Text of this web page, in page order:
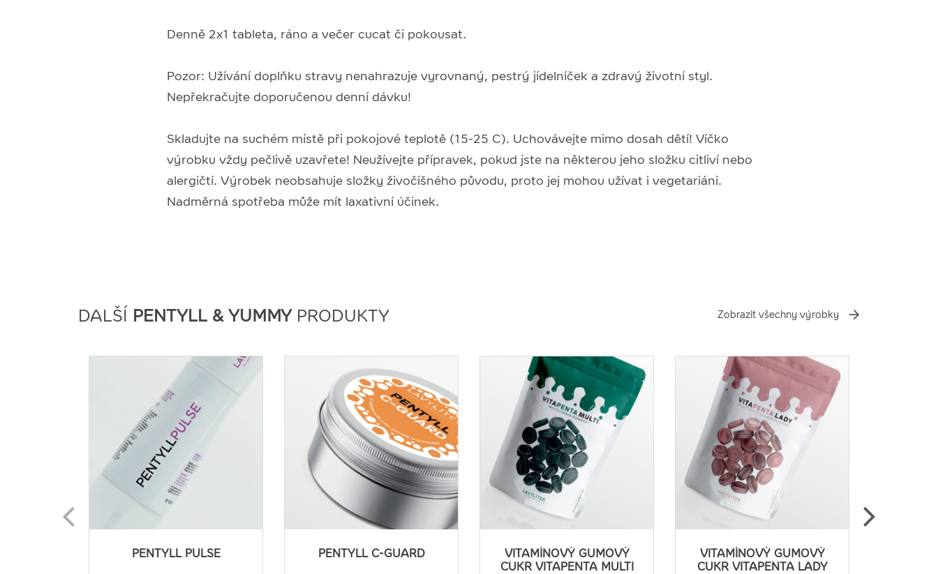
Denně 2x1 tableta, ráno a večer cucat či pokousat.
Pozor: Užívání doplňku stravy nenahrazuje vyrovnaný, pestrý jídelníček a zdravý životní styl.
Nepřekračujte doporučenou denní dávku!
Skladujte na suchém místě při pokojové teplotě (15-25 C). Uchovávejte mimo dosah dětí! Víčko
výrobku vždy pečlivě uzavřete! Neužívejte přípravek, pokud jste na některou jeho složku citliví nebo
alergičtí. Výrobek neobsahuje složky živočišného původu, proto jej mohou užívat i vegetariáni.
Nadměrná spotřeba může mít laxativní účinek.
DALŠÍ PENTYLL & YUMMYPRODUKTY Zobrazit všechny výrobky
PENTYLL PULSE PENTYLL C-GUARD
VITAMÍNOVÝ GUMOVÝ
CUKR VITAPENTA MULTI
VITAMÍNOVÝ GUMOVÝ
CUKR VITAPENTA LADY